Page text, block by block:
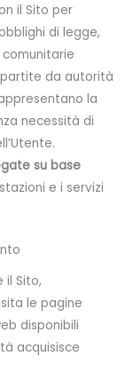
il Sito per
di legge,
da autorità
la
necessità di
su base
e i servizi
il Sito,
le pagine
disponibili
acquisisce